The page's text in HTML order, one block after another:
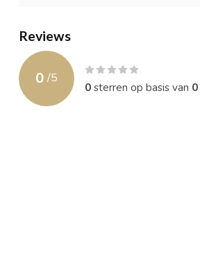
Reviews
0 /5
0sterren op basis van 0